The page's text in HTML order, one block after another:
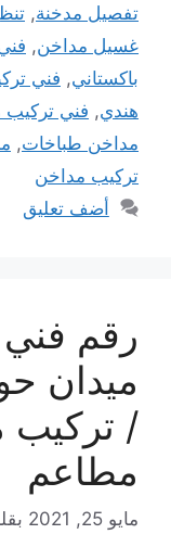
تفصيل مدخنة,
غسيل مداخن,
باكستاني, فني
هندي, فني تركيب
مداخن طباخات,
تركيب مداخن
أضف تعليق
رقم
/ تركيب
مطاعم
مايو 25, 2021